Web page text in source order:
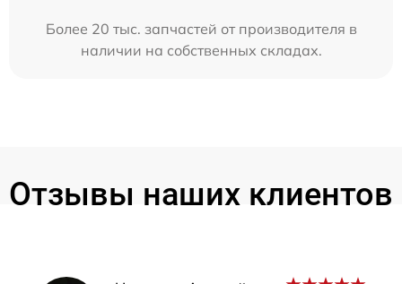
Более 20 тыс. запчастей от производителя в
наличии на собственных складах.
Отзывы наших клиентов